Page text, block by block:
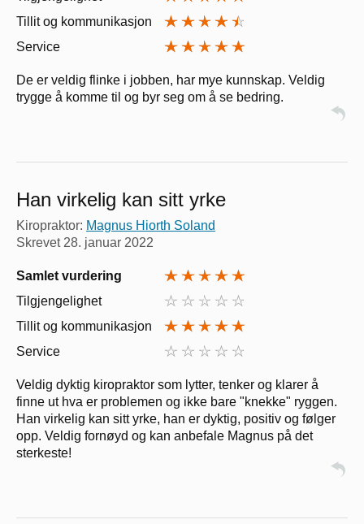
Tillit og kommunikasjon
Service
De er veldig flinke i jobben, har mye kunnskap. Veldig
trygge å komme til og byr seg om å se bedring.
Han virkelig kan sitt yrke
Kiropraktor: Magnus Hiorth Soland
Skrevet 28. januar 2022
Samlet vurdering
Tilgjengelighet
Tillit og kommunikasjon
Service
Veldig dyktig kiropraktor som lytter, tenker og klarer å
finne ut hva er problemen og ikke bare "knekke" ryggen.
Han virkelig kan sitt yrke, han er dyktig, positiv og følger
opp. Veldig fornøyd og kan anbefale Magnus på det
sterkeste!